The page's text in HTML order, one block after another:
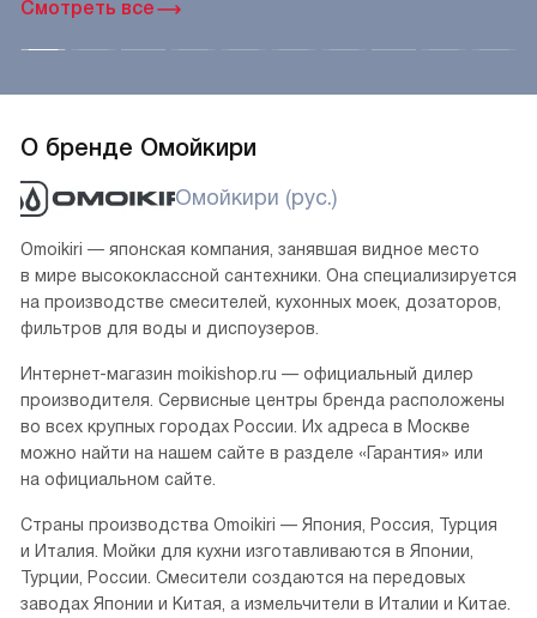
Смотреть все
О бренде Омойкири
Омойкири (рус.)
Omoikiri — японская компания, занявшая видное место
в мире высококлассной сантехники. Она специализируется
на производстве смесителей, кухонных моек, дозаторов,
фильтров для воды и диспоузеров.
Интернет-магазин moikishop.ru — официальный дилер
производителя. Сервисные центры бренда расположены
во всех крупных городах России. Их адреса в Москве
можно найти на нашем сайте в разделе «Гарантия» или
на официальном сайте.
Страны производства Omoikiri — Япония, Россия, Турция
и Италия. Мойки для кухни изготавливаются в Японии,
Турции, России. Смесители создаются на передовых
заводах Японии и Китая, а измельчители в Италии и Китае.